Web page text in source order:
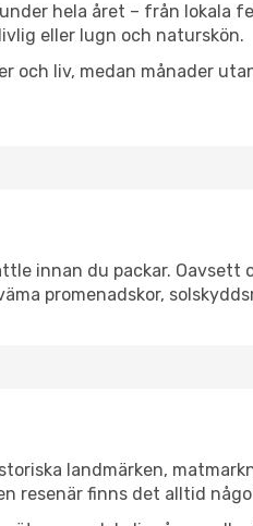
hela året – från lokala
eller lugn och naturskön.
och liv, medan månader
innan du packar.
promenadskor,
landmärken,
resenär finns det alltid